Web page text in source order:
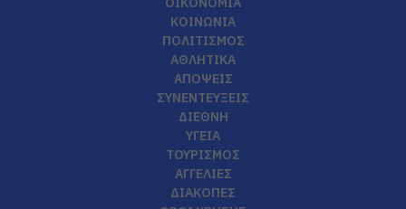
ΚΟΙΝΩΝΙΑ
ΠΟΛΙΤΙΣΜΟΣ
ΑΘΛΗΤΙΚΑ
ΑΠΟΨΕΙΣ
ΣΥΝΕΝΤΕΥΞΕΙΣ
ΔΙΕΘΝΗ
ΥΓΕΙΑ
ΤΟΥΡΙΣΜΟΣ
ΑΓΓΕΛΙΕΣ
ΔΙΑΚΟΠΕΣ